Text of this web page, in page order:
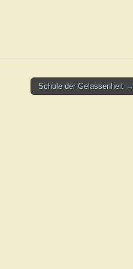
Schule der Gelassenheit →